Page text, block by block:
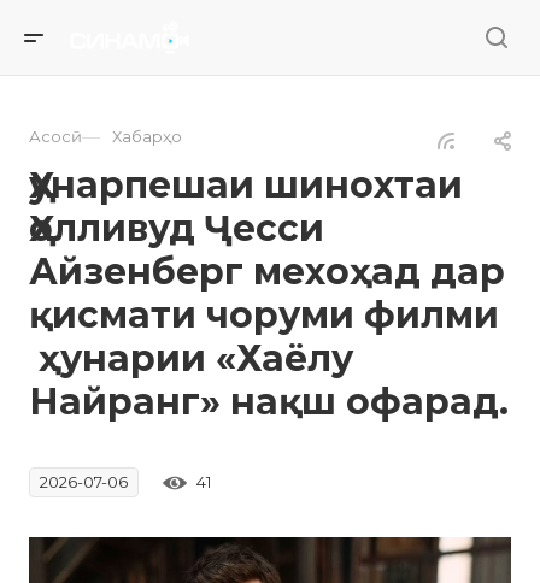
Асосӣ — Хабарҳо
Ҳунарпешаи шинохтаи
Ҳолливуд Ҷесси
Айзенберг мехоҳад дар
қисмати чоруми филми
ҳунарии «Хаёлу
Найранг» нақш офарад.
2026-07-06 41